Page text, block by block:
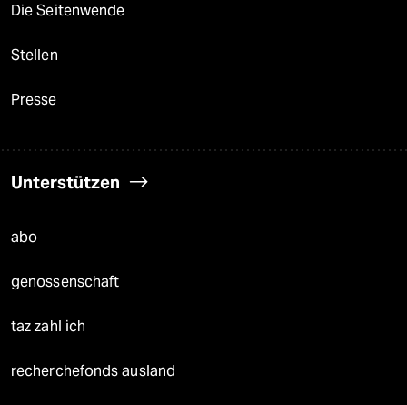
Die Seitenwende
Stellen
Presse
Unterstützen
abo
genossenschaft
taz zahl ich
recherchefonds ausland